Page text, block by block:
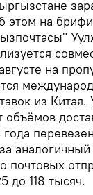
этом на
на
из Китая.
объёмов
почтовых
до 118 тысяч.